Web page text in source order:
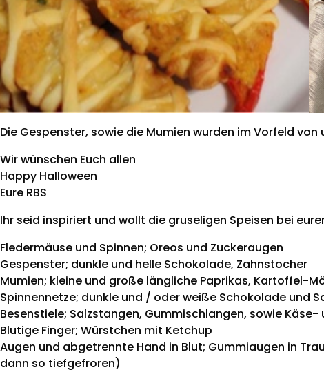
Die Gespenster, sowie die Mumien wurden im Vorfeld
Wir wünschen Euch allen
Happy Halloween
Eure RBS
Ihr seid inspiriert und wollt die gruseligen Speisen bei
Fledermäuse und Spinnen; Oreos und Zuckeraugen
Gespenster; dunkle und helle Schokolade, Zahnstocher
Mumien; kleine und große längliche Paprikas, Kartoffel-
Spinnennetze; dunkle und / oder weiße Schokolade und
Besenstiele; Salzstangen, Gummischlangen, sowie
Blutige Finger; Würstchen mit Ketchup
Augen und abgetrennte Hand in Blut; Gummiaugen in
dann so tiefgefroren)